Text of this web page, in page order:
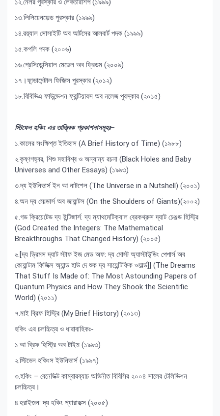
১২.নেলর পুরস্কার ও লেকচারশিপ (১৯৯৯)
১৩.লিলিয়েনফেল্ড পুরস্কার (১৯৯৯)
১৪.রয়্যাল সোসাইটি অব আর্টসের আলবার্ট পদক (১৯৯৯)
১৫.কপলি পদক (২০০৬)
১৬.প্রেসিডেন্সিয়াল মেডেল অব ফ্রিডম (২০০৯)
১৭।ফান্ডামেন্টাল ফিজিক্স পুরস্কার (২০১২)
১৮.বিবিভিএ ফাউন্ডেশন ফ্রন্টিয়ারস অব নলেজ পুরস্কার (২০১৫)
স্টিফেন হকিং এর তাত্ত্বিক প্রকাশনাসমূহঃ–
১.কালের সংক্ষিপ্ত ইতিহাস (A Brief History of Time) (১৯৮৮)
২.কৃষ্ণগহ্বর, শিশু মহাবিশ্ব ও অন্যান্য রচনা (Black Holes and Baby
Universes and Other Essays) (১৯৯৩)
৩.দ্য ইউনিভার্স ইন আ নাটশেল (The Universe in a Nutshell) (২০০১)
৪.অন দ্য সোল্ডার্স অব জায়ান্টস (On the Shoulders of Giants)(২০০২)
৫.গড ক্রিয়েটেড দ্য ইন্টিজার্স: দ্য ম্যাথমেটিক্যাল ব্রেকথ্রুস দ্যাট চেঞ্জড হিস্ট্রি
(God Created the Integers: The Mathematical
Breakthroughs That Changed History) (২০০৫)
৬.[দ্য ড্রিমস দ্যাট স্টাফ ইজ মেড অফ: দ্য মোস্ট অ্যাস্টাউন্ডিং পেপার্স অব
কোয়ান্টাম ফিজিক্স অ্যান্ড হাউ দে শুক দ্য সায়েন্টিফিক ওয়ার্ল্ড]] (The Dreams
That Stuff Is Made of: The Most Astounding Papers of
Quantum Physics and How They Shook the Scientific
World) (২০১১)
৭.মাই ব্রিফ হিস্ট্রি (My Brief History) (২০১৩)
হকিং এর চলচ্চিত্র ও ধারাবাহিকঃ-
১.আ ব্রিফ হিস্ট্রি অব টাইম (১৯৯৩)
২.স্টিভেন হকিংস ইউনিভার্স (১৯৯৭)
৩.হকিং – বেনেডিক্ট কাম্বারব্যাচ অভিনীত বিবিসির ২০০৪ সালের টেলিভিশন
চলচ্চিত্র।
৪.হরাইজন: দ্য হকিং প্যারাডক্স (২০০৫)